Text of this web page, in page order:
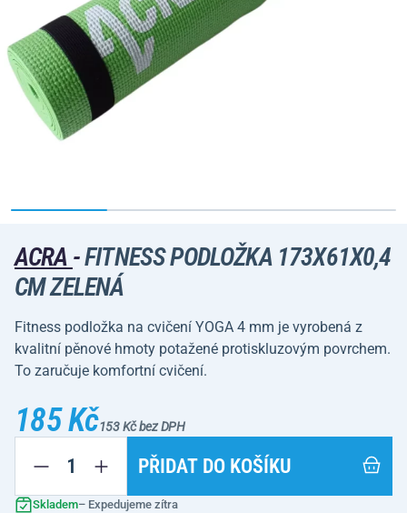
ACRA -FITNESS PODLOŽKA 173X61X0,4
CM ZELENÁ
Fitness podložka na cvičení YOGA 4 mm je vyrobená z
kvalitní pěnové hmoty potažené protiskluzovým povrchem.
To zaručuje komfortní cvičení.
185 Kč153 Kč bez DPH
PŘIDAT DO KOŠÍKU
Skladem– Expedujeme zítra